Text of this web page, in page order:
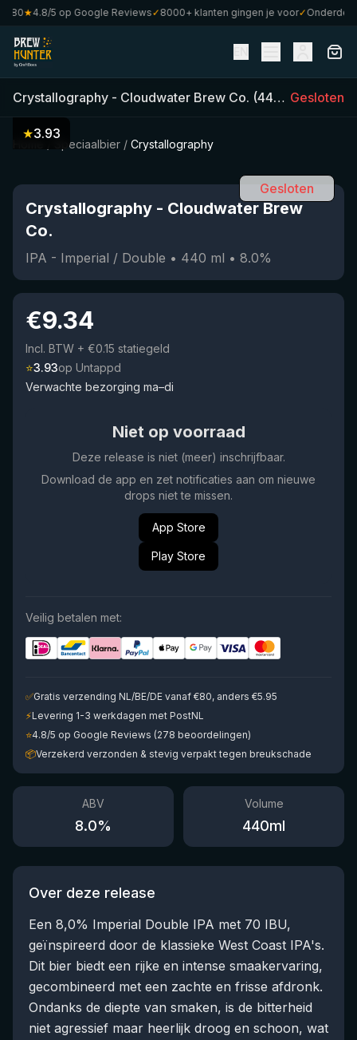
★4.8/5 op Google Reviews✓8000+ klanten gingen je voor✓Onderdeel
Crystallography - Cloudwater Brew Co. (440 ml)•8.0%
Gesloten
Speciaalbier / Crystallography
★3.93
Gesloten
Crystallography - Cloudwater Brew
Co.
IPA - Imperial / Double • 440 ml • 8.0%
€9.34
Incl. BTW + €0.15 statiegeld
⭐3.93op Untappd
Verwachte bezorging ma–di
Niet op voorraad
Deze release is niet (meer) inschrijfbaar.
Download de app en zet notificaties aan om nieuwe
drops niet te missen.
App Store
Play Store
Veilig betalen met:
✅Gratis verzending NL/BE/DE vanaf €80, anders €5.95
⚡Levering 1-3 werkdagen met PostNL
⭐4.8/5 op Google Reviews (278 beoordelingen)
📦Verzekerd verzonden & stevig verpakt tegen breukschade
ABV
8.0%
Volume
440ml
Over deze release
Een 8,0% Imperial Double IPA met 70 IBU,
geïnspireerd door de klassieke West Coast IPA's.
Dit bier biedt een rijke en intense smaakervaring,
gecombineerd met een zachte en frisse afdronk.
Ondanks de diepte van smaken, is de bitterheid
niet agressief maar heerlijk droog en schoon, wat